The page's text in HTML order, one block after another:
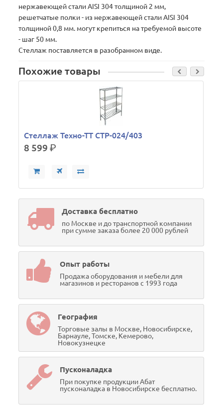
нержавеющей стали AISI 304 толщиной 2 мм,
решетчатые полки - из нержавеющей стали AISI 304
толщиной 0,8 мм. могут крепиться на требуемой высоте
- шаг 50 мм.
Стеллаж поставляется в разобранном виде.
Похожие товары
Стеллаж Техно-ТТ СТР-024/403
8 599р.
Доставка бесплатно
по Москве и до транспортной компании
при сумме заказа более 20 000 рублей
Опыт работы
Продажа оборудования и мебели для
магазинов и ресторанов с 1993 года
География
Торговые залы в Москве, Новосибирске,
Барнауле, Томске, Кемерово,
Новокузнецке
Пусконаладка
При покупке продукции Абат
пусконаладка в Новосибирске бесплатно.